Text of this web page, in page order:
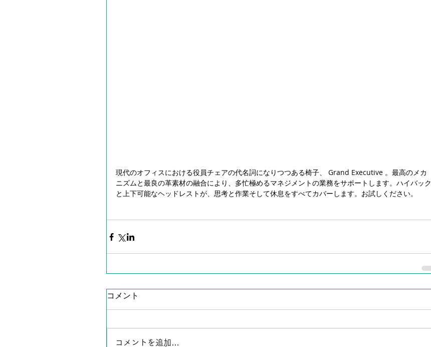
現代のオフィスにおける役員チェアの代名詞になりつつある椅子、 Grand Executive 。最高のメカ
ニズムと最良の革素材の融合により、多忙極めるマネジメントの業務をサポートします。ハイバック
と上下可能なヘッドレストが、思考と作業そして休息をすべてカバーします。お試しください。
コメント
コメントを追加…